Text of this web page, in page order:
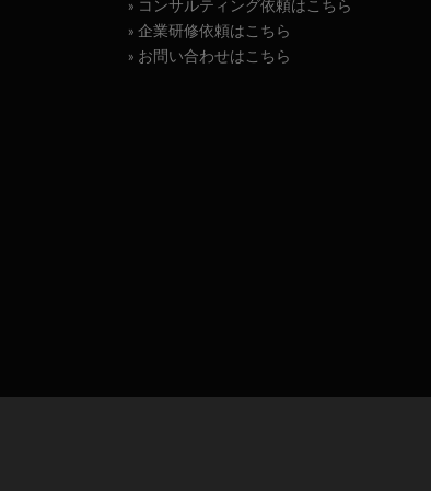
» コンサルティング依頼はこちら
» 企業研修依頼はこちら
» お問い合わせはこちら